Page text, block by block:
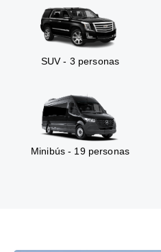
SUV - 3 personas
Minibús - 19 personas